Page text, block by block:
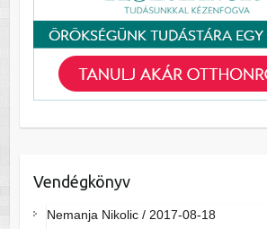
Vendégkönyv
Nemanja Nikolic/ 2017-08-18